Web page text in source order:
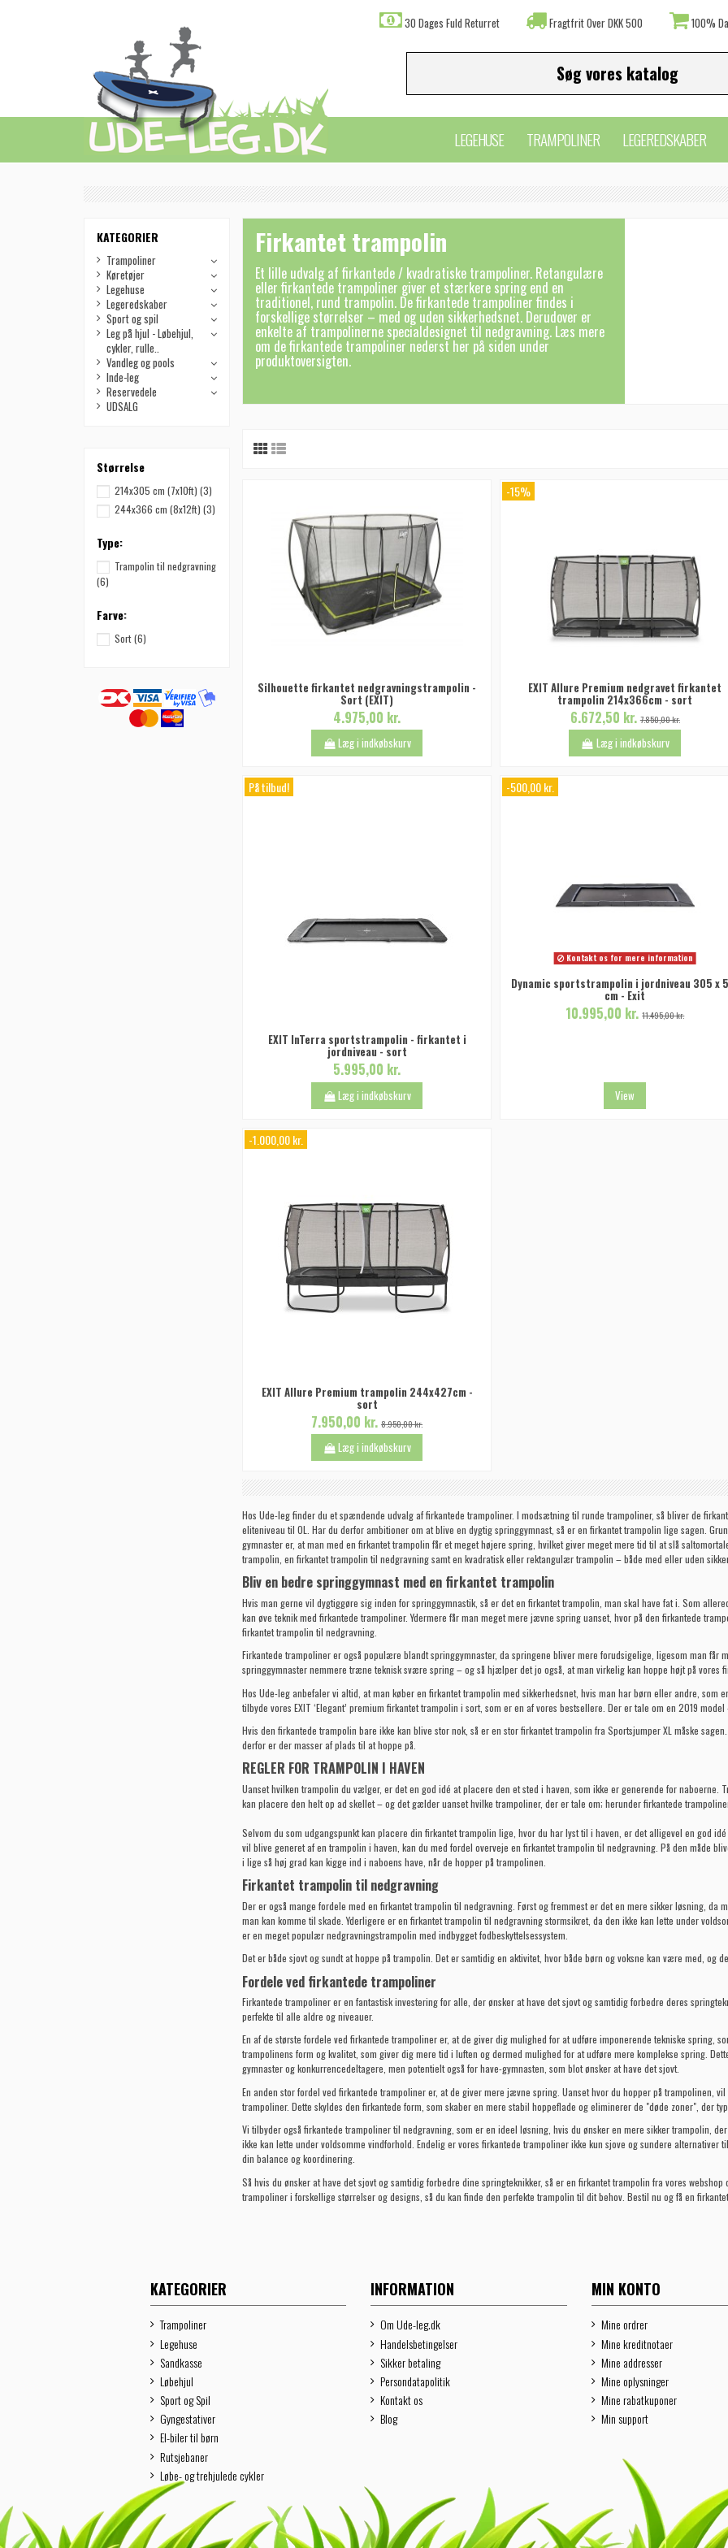
30 Dages Fuld Returret Fragtfrit Over DKK 500
100%
LEGEHUSE TRAMPOLINER LEGEREDSKABER
Firkantet trampolin
Et lille udvalg af firkantede / kvadratiske trampoliner. Retangulære
eller firkantede trampoliner giver et stærkere spring end en
traditionel, rund trampolin. De firkantede trampoliner findes i
forskellige størrelser – med og uden sikkerhedsnet. Derudover er
enkelte af trampolinerne specialdesignet til nedgravning. Læs mere
om de firkantede trampoliner nederst her på siden under
produktoversigten.
Silhouette firkantet nedgravningstrampolin -
Sort (EXIT)
4.975,00 kr.
Læg i indkøbskurv
-15%
EXIT Allure Premium nedgravet firkantet
trampolin 214x366cm - sort
6.672,50 kr.7.850,00 kr.
Læg i indkøbskurv
På tilbud!
EXIT InTerra sportstrampolin - firkantet i
jordniveau - sort
5.995,00 kr.
Læg i indkøbskurv
-500,00 kr.
Kontakt os for mere information
Dynamic sportstrampolin i jordniveau 305 x
cm - Exit
10.995,00 kr.11.495,00 kr.
View
-1.000,00 kr.
EXIT Allure Premium trampolin 244x427cm -
sort
7.950,00 kr.8.950,00 kr.
Læg i indkøbskurv
Hos Ude-leg finder du et spændende udvalg af firkantede trampoliner. I modsætning til runde trampoliner, så bliver de
eliteniveau til OL. Har du derfor ambitioner om at blive en dygtig springgymnast, så er en firkantet trampolin lige sagen.
gymnaster er, at man med en firkantet trampolin får et meget højere spring, hvilket giver meget mere tid til at slå
trampolin, en firkantet trampolin til nedgravning samt en kvadratisk eller rektangulærtrampolin – både med eller uden
Bliv en bedre springgymnast med en firkantet trampolin
Hvis man gerne vil dygtiggøre sig inden for springgymnastik, så er det en firkantet trampolin, man skal have fat i. Som
kan øve teknik med firkantede trampoliner. Ydermere får man meget mere jævne spring uanset, hvor på den firkantede
firkantet trampolin til nedgravning.
Firkantede trampoliner er også populære blandt springgymnaster, da springene bliver mere forudsigelige, ligesom man får
springgymnaster nemmere træne teknisk svære spring – og så hjælper det jo også, at man virkelig kan hoppe højt på vores
Hos Ude-leg anbefaler vi altid, at man køber en firkantet trampolin med sikkerhedsnet, hvis man har børn eller andre, som
tilbyde vores EXIT ‘Elegant’ premium firkantet trampolin i sort, som er en af vores bestsellere. Der er tale om en 2019
Hvis den firkantede trampolin bare ikke kan blive stor nok, så er en stor firkantet trampolin fra Sportsjumper XL måske
derfor er der masser af plads til at hoppe på.
REGLER FOR TRAMPOLIN I HAVEN
Uanset hvilken trampolin du vælger, er det en god idé at placere den et sted i haven, som ikke er generende for
kan placere den helt op ad skellet – og det gælder uanset hvilke trampoliner, der er tale om; herunder firkantede
Selvom du som udgangspunkt kan placere din firkantet trampolin lige, hvor du har lyst til i haven, er det alligevel en god
vil blive generet af en trampolin i haven, kan du med fordel overveje en firkantet trampolin til nedgravning. På den måde
i lige så høj grad kan kigge ind i naboens have, når de hopper på trampolinen.
Firkantet trampolin til nedgravning
Der er også mange fordele med en firkantet trampolin til nedgravning. Først og fremmest er det en mere sikker løsning, da
man kan komme til skade. Yderligere er en firkantet trampolin til nedgravning stormsikret, da den ikke kan lette under
er en meget populær nedgravningstrampolin med indbygget fodbeskyttelsessystem.
Det er både sjovt og sundt at hoppe på trampolin. Det er samtidig en aktivitet, hvor både børn og voksne kan være med, og
Fordele ved firkantede trampoliner
Firkantede trampoliner er en fantastisk investering for alle, der ønsker at have det sjovt og samtidig forbedre deres
perfekte til alle aldre og niveauer.
En af de største fordele ved firkantede trampoliner er, at de giver dig mulighed for at udføre imponerende tekniske spring,
trampolinens form og kvalitet, som giver dig mere tid i luften og dermed mulighed for at udføre mere komplekse spring.
gymnaster og konkurrencedeltagere, men potentielt også for have-gymnasten, som blot ønsker at have det sjovt.
En anden stor fordel ved firkantede trampoliner er, at de giver mere jævne spring. Uanset hvor du hopper på trampolinen,
trampoliner. Dette skyldes den firkantede form, som skaber en mere stabil hoppeflade og eliminerer de "døde zoner", der
Vi tilbyder også firkantede trampoliner til nedgravning, som er en ideel løsning, hvis du ønsker en mere sikker trampolin,
ikke kan lette under voldsomme vindforhold. Endelig er vores firkantede trampoliner ikke kun sjove og sundere
din balance og koordinering.
Så hvis du ønsker at have det sjovt og samtidig forbedre dine springteknikker, så er en firkantet trampolin fra vores
trampoliner i forskellige størrelser og designs, så du kan finde den perfekte trampolin til dit behov. Bestil nu og få en
KATEGORIER
Trampoliner
Køretøjer
Legehuse
Legeredskaber
Sport og spil
Leg på hjul - Løbehjul,
cykler, rulle..
Vandleg og pools
Inde-leg
Reservedele
UDSALG
Størrelse
214x305 cm (7x10ft) (3)
244x366 cm (8x12ft) (3)
Type:
Trampolin til nedgravning
(6)
Farve:
Sort(6)
KATEGORIER
Trampoliner
Legehuse
Sandkasse
Løbehjul
Sport og Spil
Gyngestativer
El-biler til børn
Rutsjebaner
Løbe- og trehjulede cykler
INFORMATION
Om Ude-leg.dk
Handelsbetingelser
Sikker betaling
Persondatapolitik
Kontakt os
Blog
MIN KONTO
Mine ordrer
Mine kreditnotaer
Mine addresser
Mine oplysninger
Mine rabatkuponer
Min support